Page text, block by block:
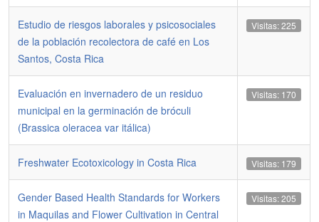
Estudio de riesgos laborales y psicosociales
de la población recolectora de café en Los
Santos, Costa Rica
Visitas: 225
Evaluación en invernadero de un residuo
municipal en la germinación de bróculi
(Brassica oleracea var itálica)
Visitas: 170
Freshwater Ecotoxicology in Costa Rica Visitas: 179
Gender Based Health Standards for Workers
in Maquilas and Flower Cultivation in Central
Visitas: 205